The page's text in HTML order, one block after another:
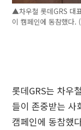
▲차우철 롯데GRS 대
이 캠페인에 동참했다.
롯데GRS는 차우
들이 존중받는 사
캠페인에 동참했